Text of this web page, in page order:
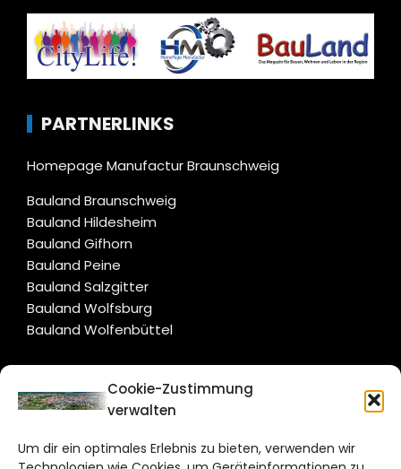
Cookie-Zustimmung
verwalten
Um dir ein optimales Erlebnis zu bieten, verwenden wir
PARTNERLINKS
Homepage Manufactur Braunschweig
Bauland Braunschweig
Bauland Hildesheim
Bauland Gifhorn
Bauland Peine
Bauland Salzgitter
Bauland Wolfsburg
Bauland Wolfenbüttel
CITYLIFE!
Bruchtorwall 12